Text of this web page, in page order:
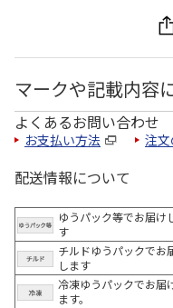
マークや記載内容
よくあるお問い合わせ
お支払い方法 注
配送情報について
ゆうパック等でお届け
す
チルドゆうパックでお
します
冷凍ゆうパックでお届
ます。